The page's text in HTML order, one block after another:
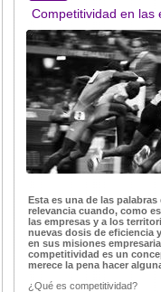
Competitividad en las
Esta es una de las
relevancia cuando, como
las empresas y a los
nuevas dosis de eficiencia
en sus misiones
competitividad es un
merece la pena hacer
¿Qué es competitividad?